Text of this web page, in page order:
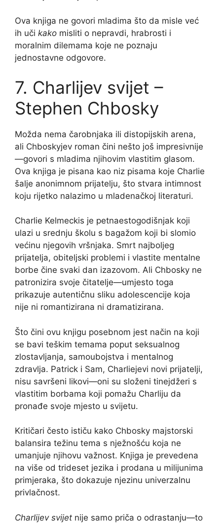
Ova knjiga ne govori mladima što da misle već
ih uči kako misliti o nepravdi, hrabrosti i
moralnim dilemama koje ne poznaju
jednostavne odgovore.
7. Charlijev svijet –
Stephen Chbosky
Možda nema čarobnjaka ili distopijskih arena,
ali Chboskyjev roman čini nešto još impresivnije
—govori s mladima njihovim vlastitim glasom.
Ova knjiga je pisana kao niz pisama koje Charlie
šalje anonimnom prijatelju, što stvara intimnost
koju rijetko nalazimo u mladenačkoj literaturi.
Charlie Kelmeckis je petnaestogodišnjak koji
ulazi u srednju školu s bagažom koji bi slomio
većinu njegovih vršnjaka. Smrt najboljeg
prijatelja, obiteljski problemi i vlastite mentalne
borbe čine svaki dan izazovom. Ali Chbosky ne
patronizira svoje čitatelje—umjesto toga
prikazuje autentičnu sliku adolescencije koja
nije ni romantizirana ni dramatizirana.
Što čini ovu knjigu posebnom jest način na koji
se bavi teškim temama poput seksualnog
zlostavljanja, samoubojstva i mentalnog
zdravlja. Patrick i Sam, Charliejevi novi prijatelji,
nisu savršeni likovi—oni su složeni tinejdžeri s
vlastitim borbama koji pomažu Charliju da
pronađe svoje mjesto u svijetu.
Kritičari često ističu kako Chbosky majstorski
balansira težinu tema s nježnošću koja ne
umanjuje njihovu važnost. Knjiga je prevedena
na više od trideset jezika i prodana u milijunima
primjeraka, što dokazuje njezinu univerzalnu
privlačnost.
Charlijev svijet nije samo priča o odrastanju—to